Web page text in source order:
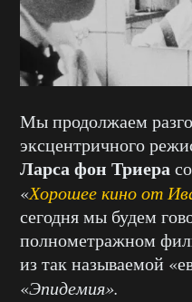
Мы продолжаем
эксцентричного
Ларса фон Триера
«Хорошее кино от
сегодня мы будем
полнометражном
из так называемой
«Эпидемия».